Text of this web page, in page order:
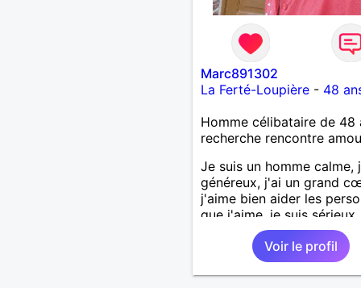
Marc891302
La Ferté-Loupière- 48
Homme célibataire de 48
recherche rencontre
Je suis un homme calme,
généreux, j'ai un grand
j'aime bien aider les
que j'aime, je suis
sincère, je suis honnête,
pas qu'on joue avec moi et
j'aime pas les mensonges.
cherche une relation
Voir le profil